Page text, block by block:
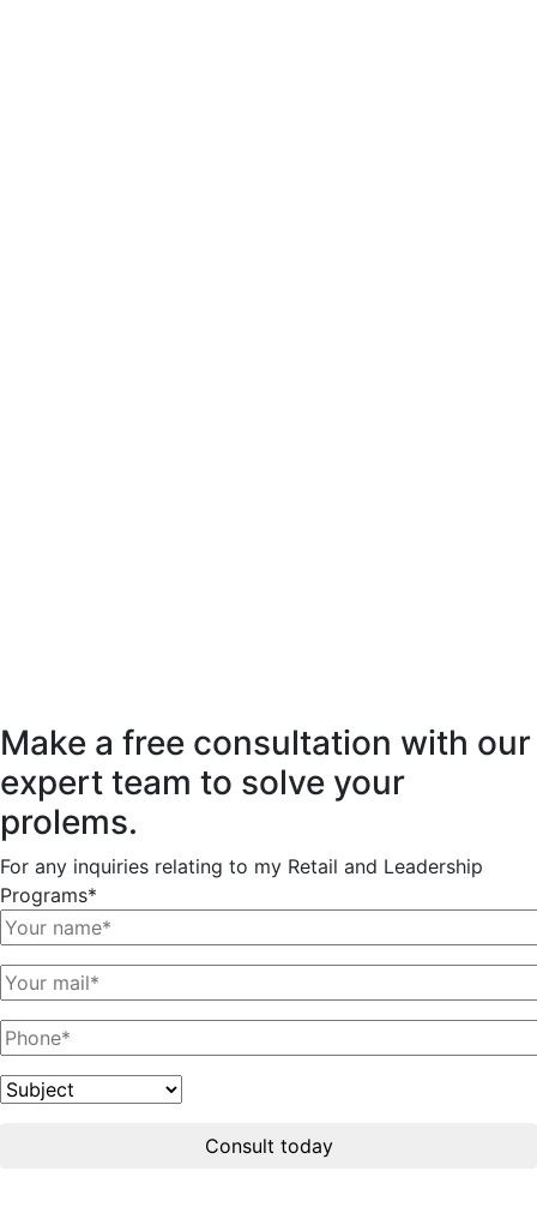
Make a free consultation with our
expert team to solve your
prolems.
For any inquiries relating to my Retail and Leadership
Programs*
Consult today